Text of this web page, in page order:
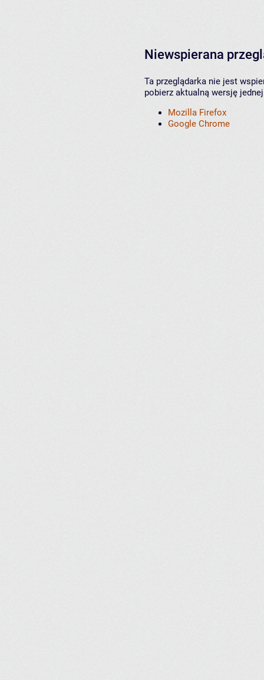
Niewspierana
Ta przeglądarka nie jest
pobierz aktualną wersję
Mozilla Firefox
Google Chrome